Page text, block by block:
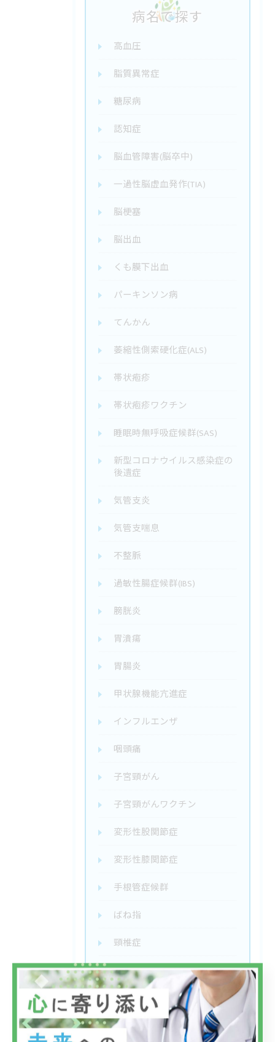
病名で探す
高血圧
脂質異常症
糖尿病
認知症
脳血管障害(脳卒中)
一過性脳虚血発作(TIA)
脳梗塞
脳出血
くも膜下出血
パーキンソン病
てんかん
萎縮性側索硬化症(ALS)
帯状疱疹
帯状疱疹ワクチン
睡眠時無呼吸症候群(SAS)
新型コロナウイルス感染症の
後遺症
気管支炎
気管支喘息
不整脈
過敏性腸症候群(IBS)
膀胱炎
胃潰瘍
胃腸炎
甲状腺機能亢進症
インフルエンザ
咽頭痛
子宮頸がん
子宮頸がんワクチン
変形性股関節症
変形性膝関節症
手根管症候群
ばね指
頸椎症
RSウイルス感染症
溶連菌感染症
ヘルパンギーナ